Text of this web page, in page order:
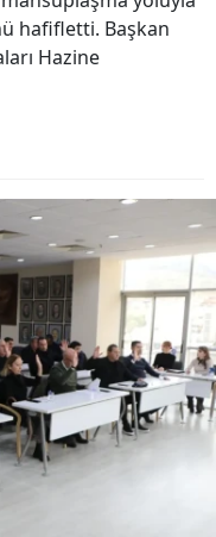
hafifletti. Başkan
Hazine